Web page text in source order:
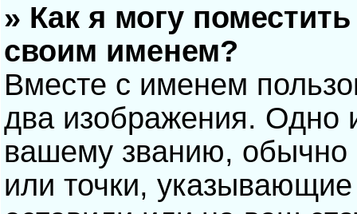
» Как я могу
своим именем?
Вместе с именем
два изображения. Одно
вашему званию, обычно
или точки,